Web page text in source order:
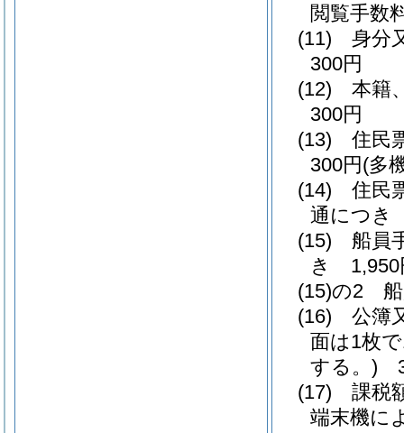
閲覧手
(11)
身分
300円
(12)
本籍
300円
(13)
住民
300円 (多
(14)
住民
通につ
(15)
船員
き 1,950
(15)の2
(16)
公簿
面は1枚
する。)
(17)
課税
端末機に